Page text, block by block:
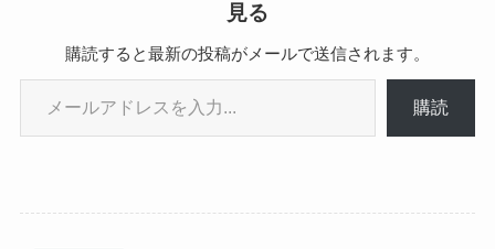
見る
購読すると最新の投稿がメールで送信されます。
メールアドレスを入力...
購読